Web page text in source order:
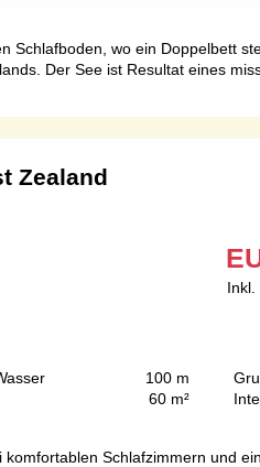
wo ein Doppelbett
Der See ist Resultat eines
Zealand
Inkl.
100 m
60 m²
Schlafzimmern und